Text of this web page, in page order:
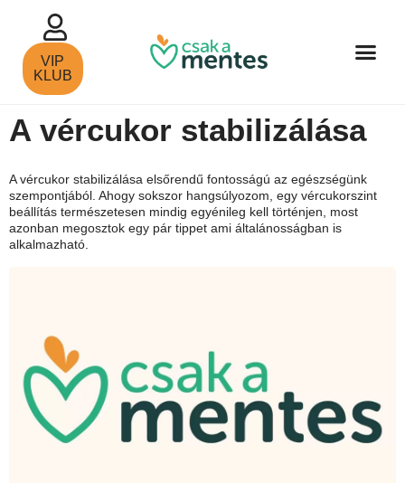
VIP
KLUB
A vércukor stabilizálása
A vércukor stabilizálása elsőrendű fontosságú az egészségünk
szempontjából. Ahogy sokszor hangsúlyozom, egy vércukorszint
beállítás természetesen mindig egyénileg kell történjen, most
azonban megosztok egy pár tippet ami általánosságban is
alkalmazható.